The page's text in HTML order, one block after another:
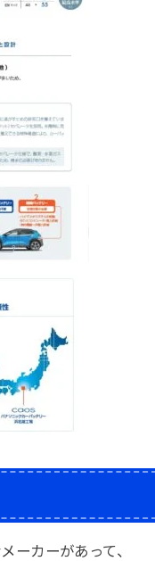
ーカーがあって、